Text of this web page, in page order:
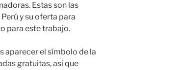
Estas son las
y su oferta para
para este trabajo.
aparecer el símbolo de la
gratuitas, así que